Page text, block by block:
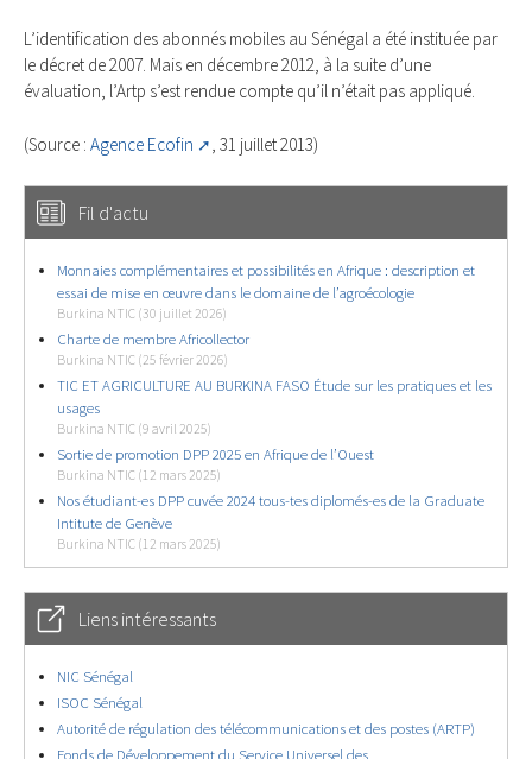
L’identification des abonnés mobiles au Sénégal a été instituée par
le décret de 2007. Mais en décembre 2012, à la suite d’une
évaluation, l’Artp s’est rendue compte qu’il n’était pas appliqué.
(Source : Agence Ecofin , 31 juillet 2013)
Fil d'actu
Monnaies complémentaires et possibilités en Afrique : description et
essai de mise en œuvre dans le domaine de l’agroécologie
Burkina NTIC (30 juillet 2026)
Charte de membre Africollector
Burkina NTIC (25 février 2026)
TIC ET AGRICULTURE AU BURKINA FASO Étude sur les pratiques et les
usages
Burkina NTIC (9 avril 2025)
Sortie de promotion DPP 2025 en Afrique de l’Ouest
Burkina NTIC (12 mars 2025)
Nos étudiant-es DPP cuvée 2024 tous-tes diplomés-es de la Graduate
Intitute de Genève
Burkina NTIC (12 mars 2025)
Liens intéressants
NIC Sénégal
ISOC Sénégal
Autorité de régulation des télécommunications et des postes (ARTP)
Fonds de Développement du Service Universel des